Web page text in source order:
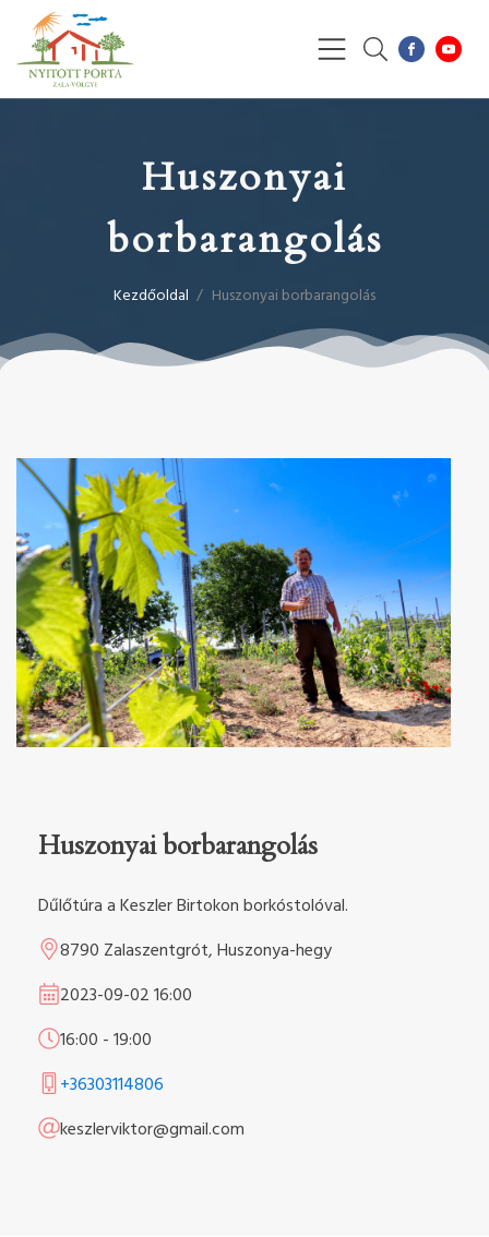
Huszonyai
borbarangolás
Kezdőoldal / Huszonyai borbarangolás
Huszonyai borbarangolás
Dűlőtúra a Keszler Birtokon borkóstolóval.
8790 Zalaszentgrót, Huszonya-hegy
2023-09-0216:00
16:00 -19:00
+36303114806
keszlerviktor@gmail.com